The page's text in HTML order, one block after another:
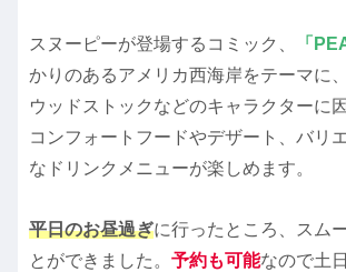
スヌーピーが登場するコミック、 「
かりのあるアメリカ西海岸をテーマに
ウッドストックなどのキャラクターに
コンフォートフードやデザート、バリ
なドリンクメニューが楽しめます。
平日のお昼過ぎに行ったところ、スム
とができました。 予約も可能なので土